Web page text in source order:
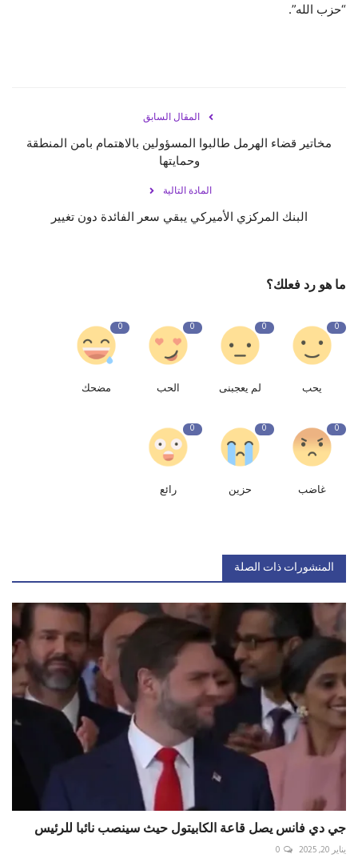
“حزب الله”.
المقال السابق
مخاتير قضاء الهرمل طالبوا المسؤولين بالاهتمام بامن المنطقة
وحمايتها
المادة التالية
البنك المركزي الأميركي يبقي سعر الفائدة دون تغيير
ما هو رد فعلك؟
0
يحب
0
لم يعجبنى
0
الحب
0
مضحك
0
غاضب
0
حزين
0
رائع
المنشورات ذات الصلة
جي دي فانس يصل قاعة الكابيتول حيث سينصب نائبا للرئيس
يناير 20, 2025 0